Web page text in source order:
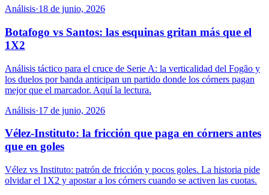
Análisis·18 de junio, 2026
Botafogo vs Santos: las esquinas gritan más que el
1X2
Análisis táctico para el cruce de Serie A: la verticalidad del Fogão y
los duelos por banda anticipan un partido donde los córners pagan
mejor que el marcador. Aquí la lectura.
Análisis·17 de junio, 2026
Vélez-Instituto: la fricción que paga en córners antes
que en goles
Vélez vs Instituto: patrón de fricción y pocos goles. La historia pide
olvidar el 1X2 y apostar a los córners cuando se activen las cuotas.